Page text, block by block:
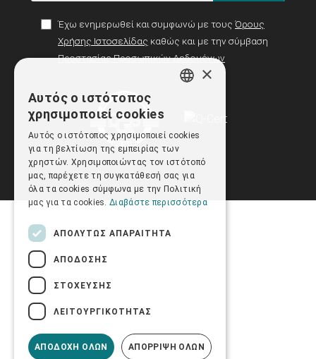
Έχω ενημερωθεί και συμφωνώ με τους Όρους
Χρήσης Ιστοσελίδας καθώς και με την σύμβαση
Προστασίας Προσωπικών Δεδομένων
×
Αυτός ο ιστότοπος
χρησιμοποιεί cookies
Αυτός ο ιστότοπος χρησιμοποιεί cookies
για τη βελτίωση της εμπειρίας των
χρηστών. Χρησιμοποιώντας τον ιστότοπό
μας, παρέχετε τη συγκατάθεσή σας για
όλα τα cookies σύμφωνα με την Πολιτική
μας για τα cookies. Διαβάστε περισσότερα
ΑΠΟΛΎΤΩΣ ΑΠΑΡΑΊΤΗΤΑ
ΑΠΌΔΟΣΗΣ
ΣΤΌΧΕΥΣΗΣ
ΛΕΙΤΟΥΡΓΙΚΌΤΗΤΑΣ
ΑΠΟΔΟΧΉ ΌΛΩΝ ΑΠΌΡΡΙΨΗ ΌΛΩΝ